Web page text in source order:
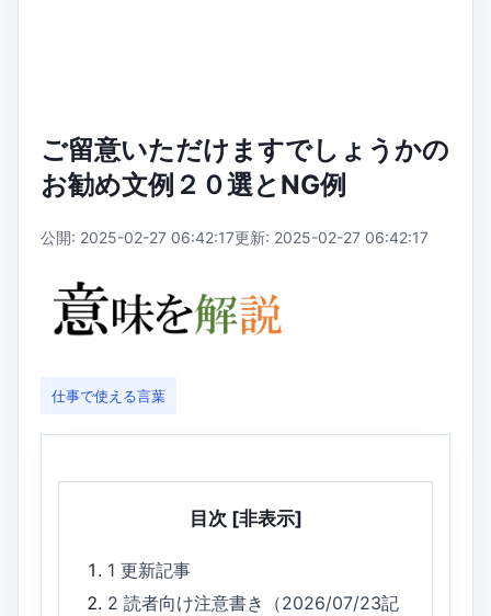
ご留意いただけますでしょうかの
お勧め文例２０選とNG例
公開: 2025-02-27 06:42:17更新: 2025-02-27 06:42:17
仕事で使える言葉
目次 [非表示]
1更新記事
2読者向け注意書き（2026/07/23記